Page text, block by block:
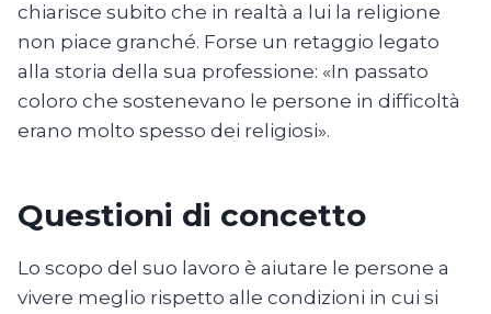
chiarisce subito che in realtà a lui la religione
non piace granché. Forse un retaggio legato
alla storia della sua professione: «In passato
coloro che sostenevano le persone in difficoltà
erano molto spesso dei religiosi».
Questioni di concetto
Lo scopo del suo lavoro è aiutare le persone a
vivere meglio rispetto alle condizioni in cui si